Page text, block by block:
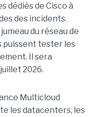
dédiés de Cisco à
des incidents.
du réseau de
puissent tester les
Il sera
2026.
Multicloud
les datacenters, les